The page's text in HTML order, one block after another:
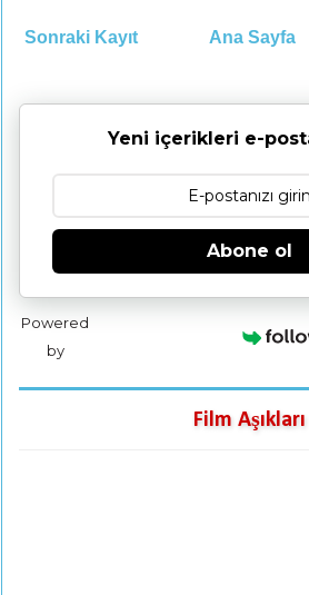
Sonraki Kayıt Ana Sayfa
Yeni içerikleri e-
Abone ol
Powered
by
Film Aşıkları